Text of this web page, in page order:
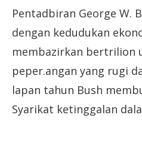
Pentadbiran George W.
dengan kedudukan
membazirkan bertrilion
peper.angan yang rugi
lapan tahun Bush
Syarikat ketinggalan